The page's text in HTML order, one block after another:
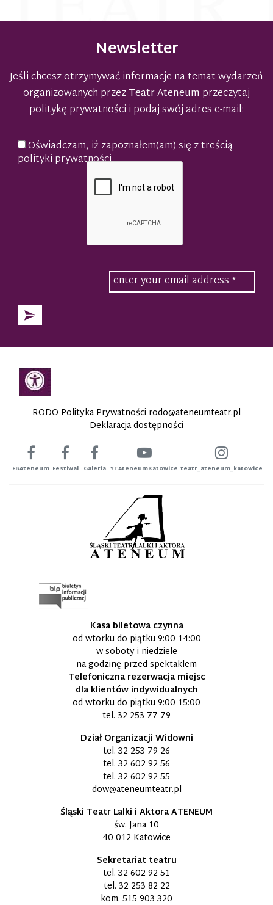
Newsletter
Jeśli chcesz otrzymywać informacje na temat wydarzeń
organizowanych przezTeatr Ateneum przeczytaj
politykę prywatności i podaj swój adres e-mail:
Oświadczam, iż zapoznałem(am) się z treścią
polityki prywatności
RODO Polityka Prywatności rodo@ateneumteatr.pl
Deklaracja dostępności
FBAteneum Festiwal Galeria YTAteneumKatowice teatr_ateneum_katowice
Kasa biletowa czynna
od wtorku do piątku 9:00-14:00
w soboty i niedziele
na godzinę przed spektaklem
Telefoniczna rezerwacja miejsc
dla klientów indywidualnych
od wtorku do piątku 9:00-15:00
tel. 32 253 77 79
Dział Organizacji Widowni
tel. 32 253 79 26
tel. 32 602 92 56
tel. 32 602 92 55
dow@ateneumteatr.pl
Śląski Teatr Lalki i Aktora ATENEUM
św. Jana 10
40-012 Katowice
Sekretariat teatru
tel. 32 602 92 51
tel. 32 253 82 22
kom. 515 903 320